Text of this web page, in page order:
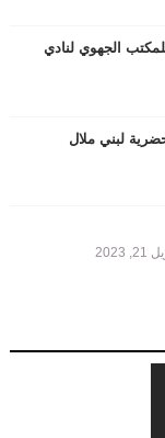
الجهوي لنادي
2023